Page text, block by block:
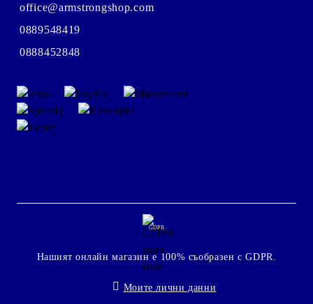
office@armstrongshop.com
0889548419
0888452848
GDPR
Нашият онлайн магазин е 100% съобразен с GDPR.
Моите лични данни